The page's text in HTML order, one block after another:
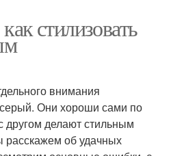
стилизовать
внимания
Они хороши сами по
другом делают стильным
расскажем об удачных